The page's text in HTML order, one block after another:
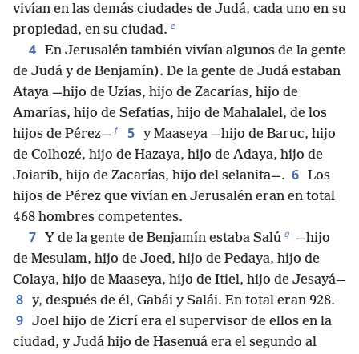
vivían en las demás ciudades de Judá, cada uno en su
propiedad, en su ciudad. e
4 En Jerusalén también vivían algunos de la gente
de Judá y de Benjamín). De la gente de Judá estaban
Ataya —hijo de Uzías, hijo de Zacarías, hijo de
Amarías, hijo de Sefatías, hijo de Mahalalel, de los
hijos de Pérez— f 5 y Maaseya —hijo de Baruc, hijo
de Colhozé, hijo de Hazaya, hijo de Adaya, hijo de
Joiarib, hijo de Zacarías, hijo del selanita—. 6 Los
hijos de Pérez que vivían en Jerusalén eran en total
468 hombres competentes.
7 Y de la gente de Benjamín estaba Salú g —hijo
de Mesulam, hijo de Joed, hijo de Pedaya, hijo de
Colaya, hijo de Maaseya, hijo de Itiel, hijo de Jesayá—
8 y, después de él, Gabái y Salái. En total eran 928.
9 Joel hijo de Zicrí era el supervisor de ellos en la
ciudad, y Judá hijo de Hasenuá era el segundo al